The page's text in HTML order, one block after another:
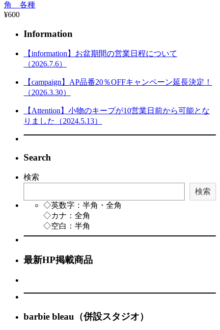
角 各種
¥600
Information
【information】お盆期間の営業日程について
（2026.7.6）
【campaign】AP品番20％OFFキャンペーン延長決定！
（2026.3.30）
【Attention】小物のキープが10営業日前から可能とな
りました（2024.5.13）
Search
検索
検索
◇英数字：半角・全角
◇カナ：全角
◇空白：半角
最新HP掲載商品
barbie bleau（併設スタジオ）